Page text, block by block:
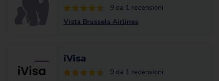
9 da 1 recensioni
Vista Brussels Airlines
iVisa
9 da 1 recensioni